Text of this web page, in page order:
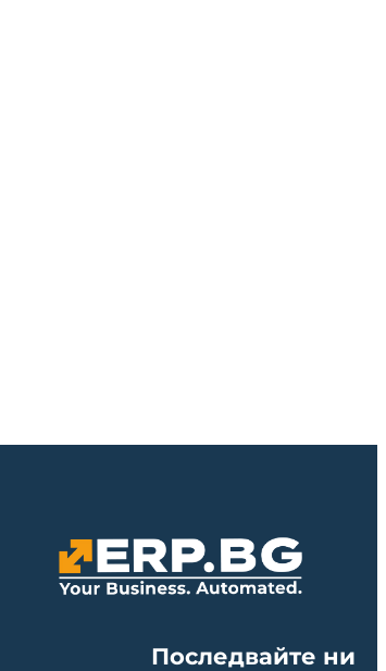
Последвайте ни